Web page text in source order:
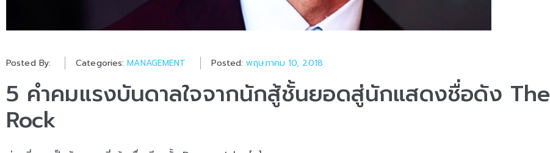
Posted By: Categories:MANAGEMENT Posted:พฤษภาคม 10, 2018
5 คำคมแรงบันดาลใจจากนักสู้ชั้นยอดสู่นักแสดงชื่อดัง The
Rock